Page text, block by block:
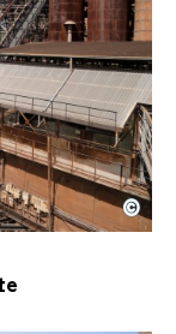
Hütte mit
Hütte | Karl
©